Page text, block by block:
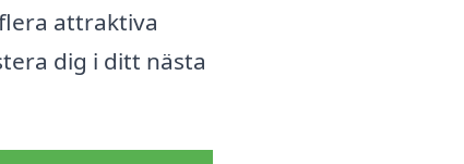
attraktiva
dig i ditt nästa